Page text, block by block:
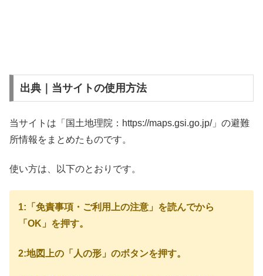
出典｜当サイトの使用方法
当サイトは「国土地理院：https://maps.gsi.go.jp/」の避難
所情報をまとめたものです。
使い方は、以下のとおりです。
1:「免責事項・ご利用上の注意」を読んでから
「OK」を押す。
2:地図上の「人の形」のボタンを押す。